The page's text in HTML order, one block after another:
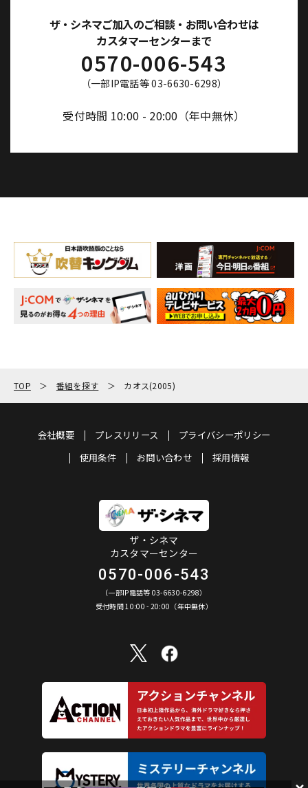
ザ・シネマご加入のご相談・お問い合わせは
カスタマーセンターまで
0570-006-543
（一部IP電話等 03-6630-6298）
受付時間 10:00 - 20:00（年中無休）
TOP 番組を探す カオス(2005)
会社概要 プレスリリース
プライバシーポリシー
使用条件
お問い合わせ 採用情報
ザ・シネマ
カスタマーセンター
0570-006-543
（一部IP電話等 03-6630-6298）
受付時間 10:00 - 20:00（年中無休）